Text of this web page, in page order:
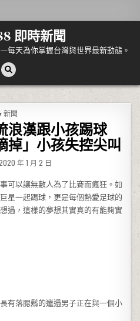
即時新聞
每天為你掌握台灣與世界最新動態。
POSTED IN
新聞
浪漢跟小孩踢球
掉」小孩失控尖叫
年 1 月 2 日
可以讓無數人為了比賽而瘋狂。如
星一起踢球，更是每個熱愛足球的
過，這樣的夢想其實真的有能夠實
有落腮鬍的邋遢男子正在與一個小